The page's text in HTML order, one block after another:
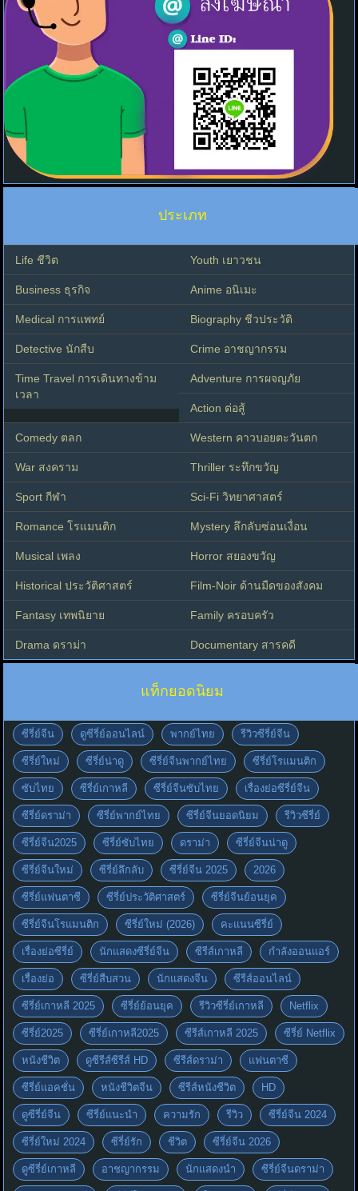
ประเภท
Life ชีวิต Youth เยาวชน
Business ธุรกิจ Anime อนิเมะ
Medical การแพทย์ Biography ชีวประวัติ
Detective นักสืบ Crime อาชญากรรม
Time Travel การเดินทางข้าม
เวลา
Adventure การผจญภัย
Action ต่อสู้
Comedy ตลก Western คาวบอยตะวันตก
War สงคราม Thriller ระทึกขวัญ
Sport กีฬา Sci-Fi วิทยาศาสตร์
Romance โรแมนติก Mystery ลึกลับซ่อนเงื่อน
Musical เพลง Horror สยองขวัญ
Historical ประวัติศาสตร์ Film-Noir ด้านมืดของสังคม
Fantasy เทพนิยาย Family ครอบครัว
Drama ดราม่า Documentary สารคดี
แท็กยอดนิยม
ซีรี่ย์จีน ดูซีรี่ย์ออนไลน์ พากย์ไทย รีวิวซีรี่ย์จีน
ซีรี่ย์ใหม่ ซีรี่ย์น่าดู ซีรี่ย์จีนพากย์ไทย ซีรี่ย์โรแมนติก
ซับไทย ซีรี่ย์เกาหลี ซีรี่ย์จีนซับไทย เรื่องย่อซีรี่ย์จีน
ซีรี่ย์ดราม่า ซีรี่ย์พากย์ไทย ซีรี่ย์จีนยอดนิยม รีวิวซีรี่ย์
ซีรี่ย์จีน2025 ซีรี่ย์ซับไทย ดราม่า ซีรี่ย์จีนน่าดู
ซีรี่ย์จีนใหม่ ซีรี่ย์ลึกลับ ซีรี่ย์จีน 2025 2026
ซีรี่ย์แฟนตาซี ซีรี่ย์ประวัติศาสตร์ ซีรี่ย์จีนย้อนยุค
ซีรี่ย์จีนโรแมนติก ซีรี่ย์ใหม่ (2026) คะแนนซีรี่ย์
เรื่องย่อซีรี่ย์ นักแสดงซีรี่ย์จีน ซีรีส์เกาหลี กำลังออนแอร์
เรื่องย่อ ซีรี่ย์สืบสวน นักแสดงจีน ซีรีส์ออนไลน์
ซีรี่ย์เกาหลี 2025 ซีรี่ย์ย้อนยุค รีวิวซีรี่ย์เกาหลี Netflix
ซีรี่ย์2025 ซีรี่ย์เกาหลี2025 ซีรีส์เกาหลี 2025 ซีรี่ย์ Netflix
หนังชีวิต ดูซีรีส์ซีรีส์ HD ซีรีส์ดราม่า แฟนตาซี
ซีรี่ย์แอคชั่น หนังชีวิตจีน ซีรีส์หนังชีวิต HD
ดูซีรี่ย์จีน ซีรี่ย์แนะนำ ความรัก รีวิว ซีรี่ย์จีน 2024
ซีรี่ย์ใหม่ 2024 ซีรี่ย์รัก ชีวิต ซีรี่ย์จีน 2026
ดูซีรี่ย์เกาหลี อาชญากรรม นักแสดงนำ ซีรี่ย์จีนดราม่า